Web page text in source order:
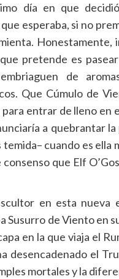
día en que
esperaba, si no
pretende es
de
Que Cúmulo de
entrar de lleno en
a quebrantar
temida– cuando es
que Elf
en esta nueva
Susurro de Viento en
en la que viaja el
desencadenado el
mortales y la